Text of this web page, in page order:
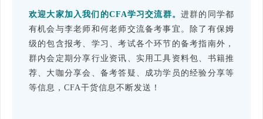
欢迎大家加入我们的CFA学习交流群。进群的同学都
有机会与李老师和何老师交流备考事宜。除了有保姆
级的包含报考、学习、考试各个环节的备考指南外，
群内会定期分享行业资讯、实用工具资料包、书籍推
荐、大咖分享会、备考答疑、成功学员的经验分享等
等信息，CFA干货信息不断发送！